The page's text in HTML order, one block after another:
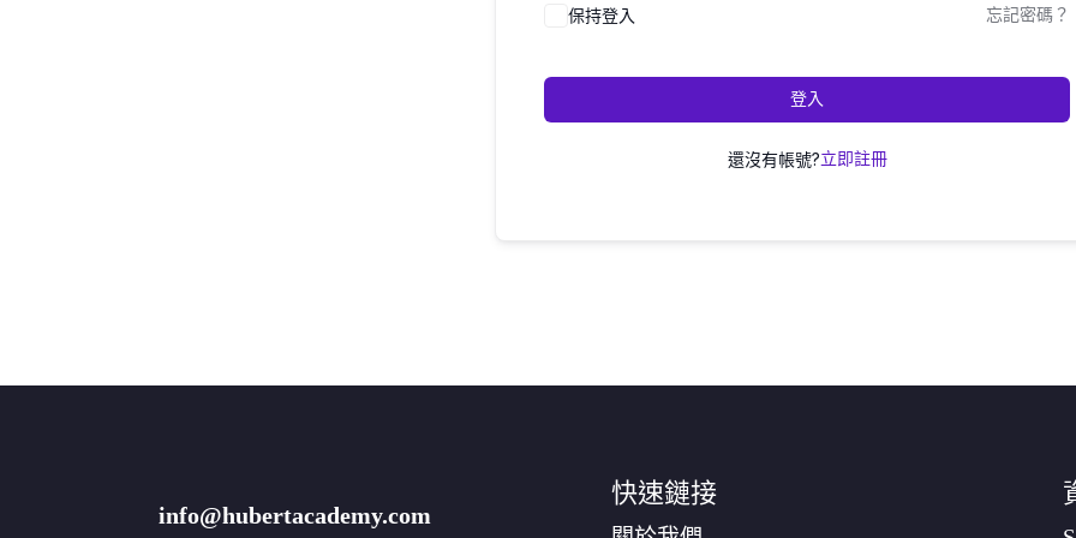
保持登入 忘記密碼？
登入
還沒有帳號?立即註冊
info@hubertacademy.com
快速鏈接